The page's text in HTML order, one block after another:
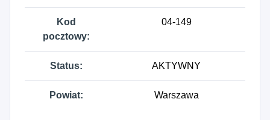
Kod
pocztowy:
04-149
Status: AKTYWNY
Powiat: Warszawa